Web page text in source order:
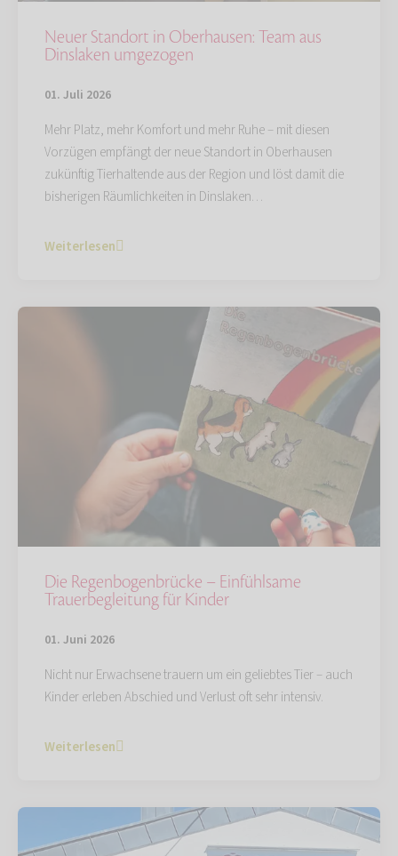
Neuer Standort in Oberhausen: Team aus
Dinslaken umgezogen
01. Juli 2026
Mehr Platz, mehr Komfort und mehr Ruhe – mit diesen
Vorzügen empfängt der neue Standort in Oberhausen
zukünftig Tierhaltende aus der Region und löst damit die
bisherigen Räumlichkeiten in Dinslaken…
Weiterlesen
Die Regenbogenbrücke – Einfühlsame
Trauerbegleitung für Kinder
01. Juni 2026
Nicht nur Erwachsene trauern um ein geliebtes Tier – auch
Kinder erleben Abschied und Verlust oft sehr intensiv.
Weiterlesen